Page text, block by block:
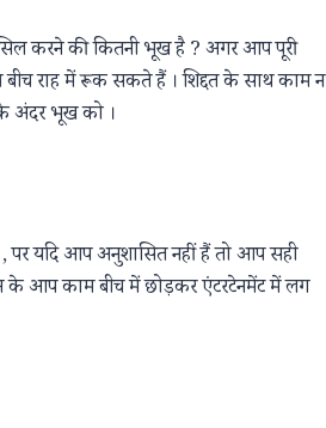
करने की कितनी भूख है ? अगर आप पूरी
बीच राह में रूक सकते हैं । शिद्दत के साथ काम न
अंदर भूख को ।
यदि आप अनुशासित नहीं हैं तो आप सही
के आप काम बीच में छोड़कर एंटरटेनमेंट में लग